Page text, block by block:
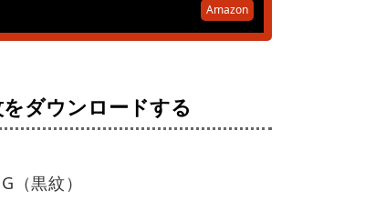
Amazon
ダウンロードする
（黒紋）